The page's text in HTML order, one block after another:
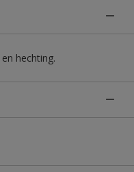
hechting.